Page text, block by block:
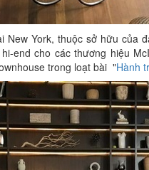
York, thuộc sở hữu của
end cho các thương hiệu
trong loạt bài "Hành